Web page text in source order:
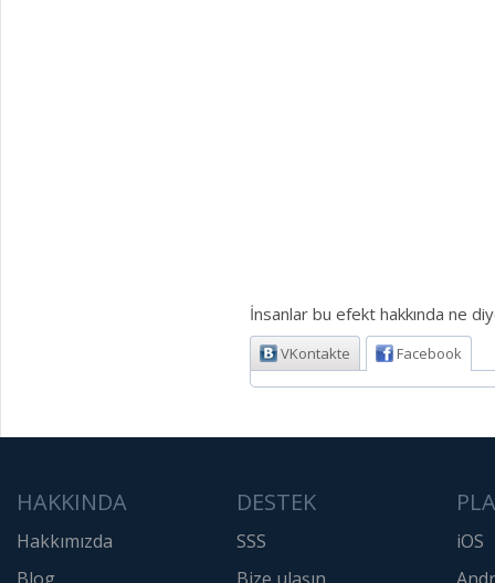
İnsanlar bu efekt hakkında ne
VKontakte Facebook
HAKKINDA
Hakkımızda
DESTEK
SSS
iOS